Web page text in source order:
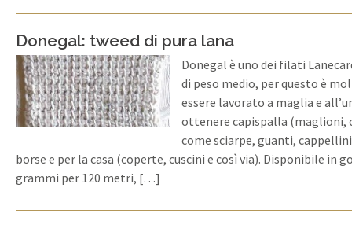
Donegal: tweed di pura lana
Donegal è uno dei filati
di peso medio, per questo è
essere lavorato a maglia e
ottenere capispalla (maglioni,
come sciarpe, guanti,
borse e per la casa (coperte, cuscini e così via). Disponibile in
grammi per 120 metri, […]